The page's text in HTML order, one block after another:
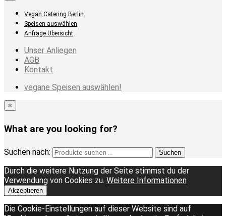
Vegan Catering Berlin
Speisen auswählen
Anfrage Übersicht
Unser Anliegen
AGB
Kontakt
vegane Speisen auswählen!
×
What are you looking for?
Suchen nach: Suchen
Durch die weitere Nutzung der Seite stimmst du der
Verwendung von Cookies zu. Weitere Informationen
Akzeptieren
Die Cookie-Einstellungen auf dieser Website sind auf